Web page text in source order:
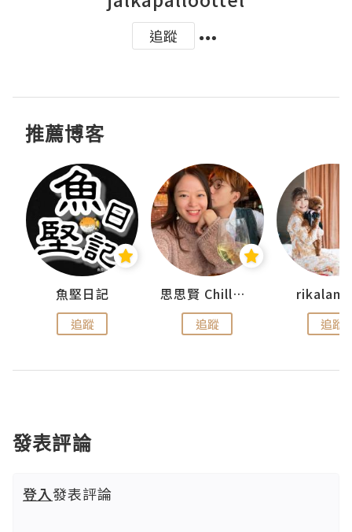
追蹤
推薦博客
魚堅日記
追蹤
思思賢 ChillMyBabe
追蹤 追蹤
發表評論
登入發表評論